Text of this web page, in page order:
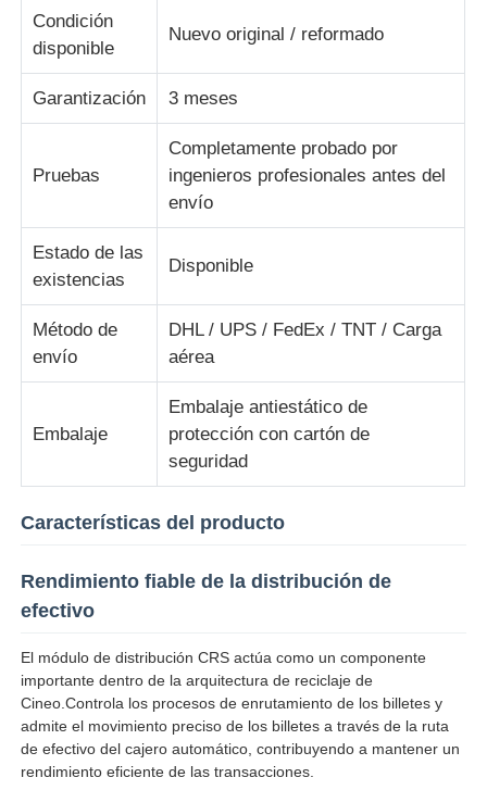
Piezas de cajero automático Wincor
Partes de cajeros automáticos Hyosung
Partes de cajeros automáticos de Fujitsu
Piezas del cajero automático de GRG
Glory NMD piezas ATM
Partes de cajeros automáticos OKI
Piezas de cajero automático de Genmega
contador de la cuenta
Impresora de la tarjeta
Condición
disponible
Nuevo original / reformado
Garantización 3 meses
Pruebas
Completamente probado por
ingenieros profesionales antes del
envío
Estado de las
existencias
Disponible
Método de
envío
DHL / UPS / FedEx / TNT / Carga
aérea
Embalaje
Embalaje antiestático de
protección con cartón de
seguridad
Características del producto
Rendimiento fiable de la distribución de
efectivo
El módulo de distribución CRS actúa como un componente
importante dentro de la arquitectura de reciclaje de
Cineo.Controla los procesos de enrutamiento de los billetes y
admite el movimiento preciso de los billetes a través de la ruta
de efectivo del cajero automático, contribuyendo a mantener un
rendimiento eficiente de las transacciones.